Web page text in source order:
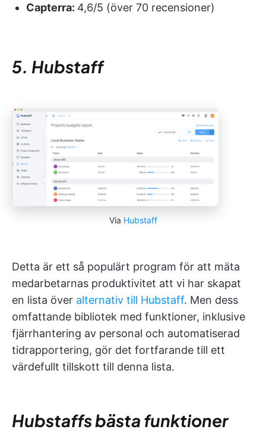
Capterra: 4,6/5 (över 70 recensioner)
5. Hubstaff
Via Hubstaff
Detta är ett så populärt program för att mäta
medarbetarnas produktivitet att vi har skapat
en lista över alternativ till Hubstaff. Men dess
omfattande bibliotek med funktioner, inklusive
fjärrhantering av personal och automatiserad
tidrapportering, gör det fortfarande till ett
värdefullt tillskott till denna lista.
Hubstaffs bästa funktioner